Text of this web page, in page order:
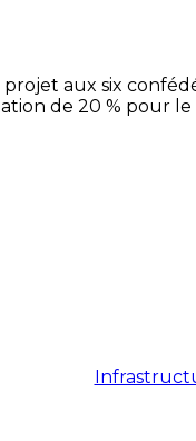
aux six
de 20 % pour le